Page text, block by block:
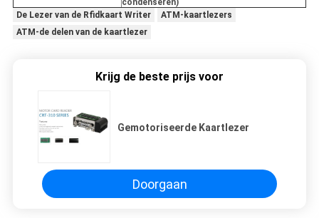
condenseren)
De Lezer van de Rfidkaart Writer
ATM-kaartlezers
ATM-de delen van de kaartlezer
Krijg de beste prijs voor
Gemotoriseerde Kaartlezer
Doorgaan